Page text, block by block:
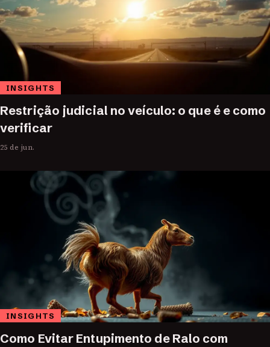
INSIGHTS
Restrição judicial no veículo: o que é e como
verificar
25 de jun.
INSIGHTS
Como Evitar Entupimento de Ralo com